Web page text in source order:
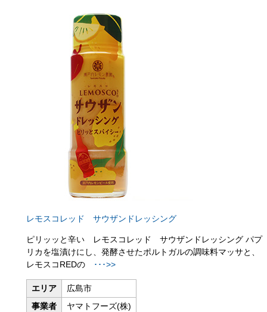
レモスコレッド サウザンドレッシング
ピリッッと辛い レモスコレッド サウザンドレッシング パプ
リカを塩漬けにし、発酵させたポルトガルの調味料マッサと、
レモスコREDの
･･･>>
エリア
広島市
事業者
ヤマトフーズ(株)